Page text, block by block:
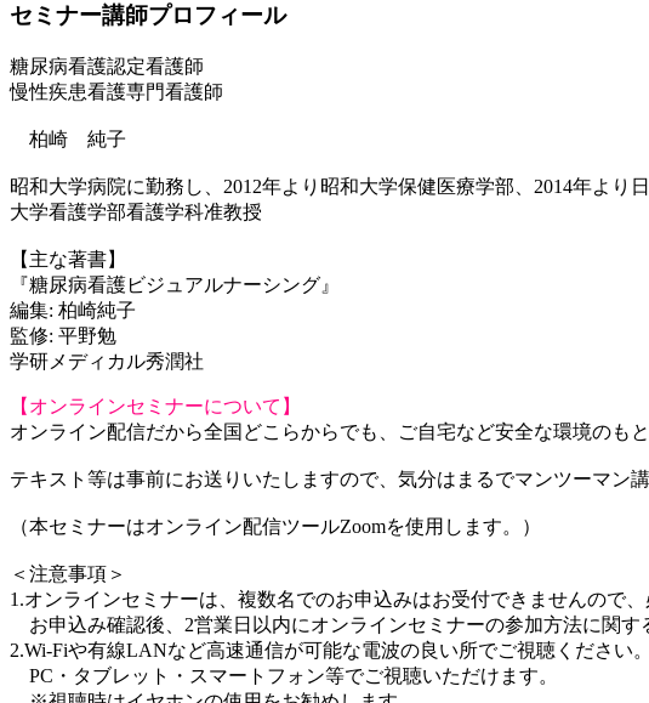
セミナー講師プロフィール
糖尿病看護認定看護師
慢性疾患看護専門看護師
柏崎 純子
昭和大学病院に勤務し、2012年より昭和大学保健医療学部、2014年よ
大学看護学部看護学科准教授
【主な著書】
『糖尿病看護ビジュアルナーシング』
編集: 柏崎純子
監修: 平野勉
学研メディカル秀潤社
【オンラインセミナーについて】
オンライン配信だから全国どこらからでも、ご自宅など安全な環境のもと
テキスト等は事前にお送りいたしますので、気分はまるでマンツーマン講
（本セミナーはオンライン配信ツールZoomを使用します。）
＜注意事項＞
1.オンラインセミナーは、複数名でのお申込みはお受付できませんので
お申込み確認後、2営業日以内にオンラインセミナーの参加方法に関す
2.Wi-Fiや有線LANなど高速通信が可能な電波の良い所でご視聴ください。
PC・タブレット・スマートフォン等でご視聴いただけます。